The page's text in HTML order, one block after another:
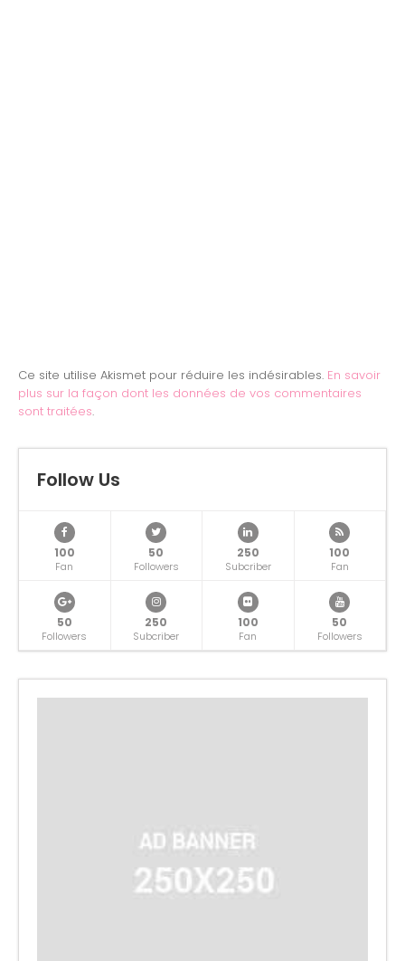
Ce site utilise Akismet pour réduire les indésirables. En savoir
plus sur la façon dont les données de vos commentaires
sont traitées.
Follow Us
100
Fan
50
Followers
250
Subcriber
100
Fan
50
Followers
250
Subcriber
100
Fan
50
Followers